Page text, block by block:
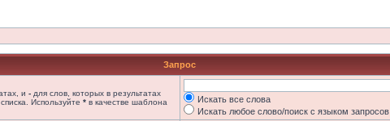
Запрос
и - для слов, которых в результатах
Используйте * в качестве шаблона
Искать все слова
Искать любое слово/поиск с языком запросов